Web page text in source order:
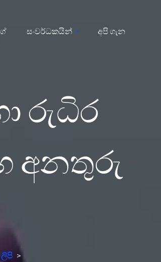
සංවර්ධකයින් අපි ගැන
රුධිර
අනතුරු
ලිපි >